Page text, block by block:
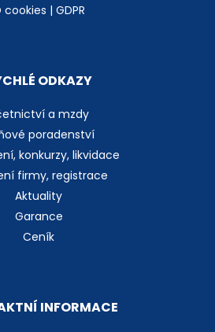
cookies | GDPR
ODKAZY
a mzdy
poradenství
konkurzy, likvidace
firmy, registrace
Aktuality
Garance
Ceník
INFORMACE